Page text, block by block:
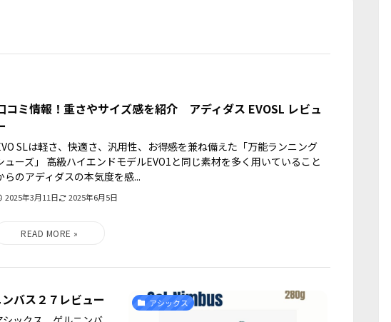
コミ情報！重さやサイズ感を紹介 アディダス EVOSL レビュ
SLは軽さ、快適さ、汎用性、お得感を兼ね備えた「万能ランニング
ューズ」 高級ハイエンドモデルEVO1と同じ素材を多く用いていること
らのアディダスの本気度を感...
2025年3月11日 2025年6月5日
アシックス
バス２７レビュー